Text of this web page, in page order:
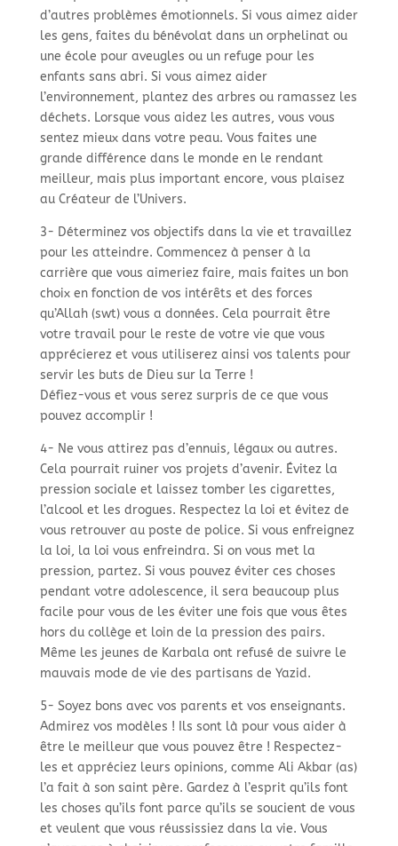
d’autres problèmes émotionnels. Si vous aimez aider
les gens, faites du bénévolat dans un orphelinat ou
une école pour aveugles ou un refuge pour les
enfants sans abri. Si vous aimez aider
l’environnement, plantez des arbres ou ramassez les
déchets. Lorsque vous aidez les autres, vous vous
sentez mieux dans votre peau. Vous faites une
grande différence dans le monde en le rendant
meilleur, mais plus important encore, vous plaisez
au Créateur de l’Univers.
3- Déterminez vos objectifs dans la vie et travaillez
pour les atteindre. Commencez à penser à la
carrière que vous aimeriez faire, mais faites un bon
choix en fonction de vos intérêts et des forces
qu’Allah (swt) vous a données. Cela pourrait être
votre travail pour le reste de votre vie que vous
apprécierez et vous utiliserez ainsi vos talents pour
servir les buts de Dieu sur la Terre !
Défiez-vous et vous serez surpris de ce que vous
pouvez accomplir !
4- Ne vous attirez pas d’ennuis, légaux ou autres.
Cela pourrait ruiner vos projets d’avenir. Évitez la
pression sociale et laissez tomber les cigarettes,
l’alcool et les drogues. Respectez la loi et évitez de
vous retrouver au poste de police. Si vous enfreignez
la loi, la loi vous enfreindra. Si on vous met la
pression, partez. Si vous pouvez éviter ces choses
pendant votre adolescence, il sera beaucoup plus
facile pour vous de les éviter une fois que vous êtes
hors du collège et loin de la pression des pairs.
Même les jeunes de Karbala ont refusé de suivre le
mauvais mode de vie des partisans de Yazid.
5- Soyez bons avec vos parents et vos enseignants.
Admirez vos modèles ! Ils sont là pour vous aider à
être le meilleur que vous pouvez être ! Respectez-
les et appréciez leurs opinions, comme Ali Akbar (as)
l’a fait à son saint père. Gardez à l’esprit qu’ils font
les choses qu’ils font parce qu’ils se soucient de vous
et veulent que vous réussissiez dans la vie. Vous